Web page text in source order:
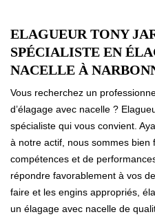
ELAGUEUR TONY
SPÉCIALISTE EN
NACELLE À
Vous recherchez un
d’élagage avec nacelle ?
spécialiste qui vous convient.
à notre actif, nous sommes bien
compétences et de
répondre favorablement à vos
faire et les engins appropriés,
un élagage avec nacelle de